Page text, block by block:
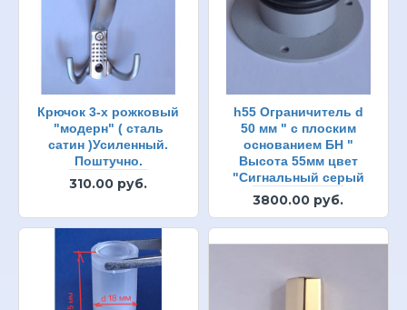
Крючок 3-х рожковый
"модерн" ( сталь
сатин )Усиленный.
Поштучно.
310.00 руб.
h55 Ограничитель d
50 мм " с плоским
основанием БН "
Высота 55мм цвет
"Сигнальный серый
3800.00 руб.